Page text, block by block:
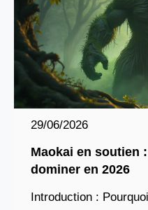
29/06/2026
Maokai en soutien
dominer en 2026
Introduction :